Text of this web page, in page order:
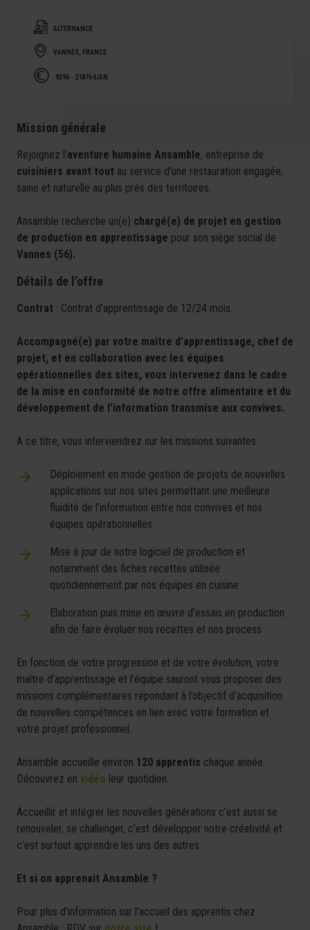
ALTERNANCE
VANNES, FRANCE
9396 - 21876 €/AN
Mission générale
Rejoignez l'aventure humaine Ansamble, entreprise de
cuisiniers avant tout au service d'une restauration engagée,
saine et naturelle au plus près des territoires.
Ansamble recherche un(e) chargé(e) de projet en gestion
de production en apprentissage pour son siège social de
Vannes (56).
Détails de l’offre
Contrat : Contrat d'apprentissage de 12/24 mois.
Accompagné(e) par votre maître d’apprentissage, chef de
projet, et en collaboration avec les équipes
opérationnelles des sites, vous intervenez dans le cadre
de la mise en conformité de notre offre alimentaire et du
développement de l’information transmise aux convives.
A ce titre, vous interviendrez sur les missions suivantes :
Déploiement en mode gestion de projets de nouvelles
applications sur nos sites permettant une meilleure
fluidité de l’information entre nos convives et nos
équipes opérationnelles
Mise à jour de notre logiciel de production et
notamment des fiches recettes utilisée
quotidiennement par nos équipes en cuisine
Elaboration puis mise en œuvre d’essais en production
afin de faire évoluer nos recettes et nos process
En fonction de votre progression et de votre évolution, votre
maître d’apprentissage et l’équipe sauront vous proposer des
missions complémentaires répondant à l’objectif d’acquisition
de nouvelles compétences en lien avec votre formation et
votre projet professionnel.
Ansamble accueille environ 120 apprentis chaque année.
Découvrez en vidéo leur quotidien.
Accueillir et intégrer les nouvelles générations c’est aussi se
renouveler, se challenger, c’est développer notre créativité et
c’est surtout apprendre les uns des autres.
Et si on apprenait Ansamble ?
Pour plus d'information sur l'accueil des apprentis chez